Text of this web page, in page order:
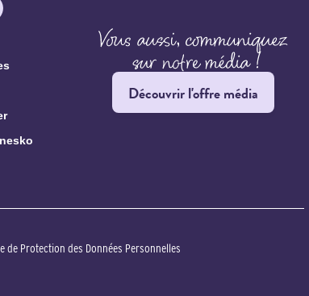
Découvrir l'offre média
de Protection des Données Personnelles